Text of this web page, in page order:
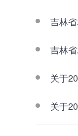
吉林
吉林
关于
关于